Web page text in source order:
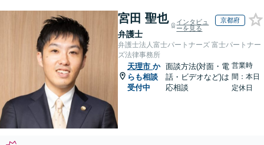
宮田 聖也
弁護士
インタビュ
ーを見る
京都府
弁護士法人富士パートナーズ 富士パートナー
ズ法律事務所
天理市 か
らも相談
受付中
面談方法(対面・電
話・ビデオなど)は
応相談
営業時
間：本日
定休日